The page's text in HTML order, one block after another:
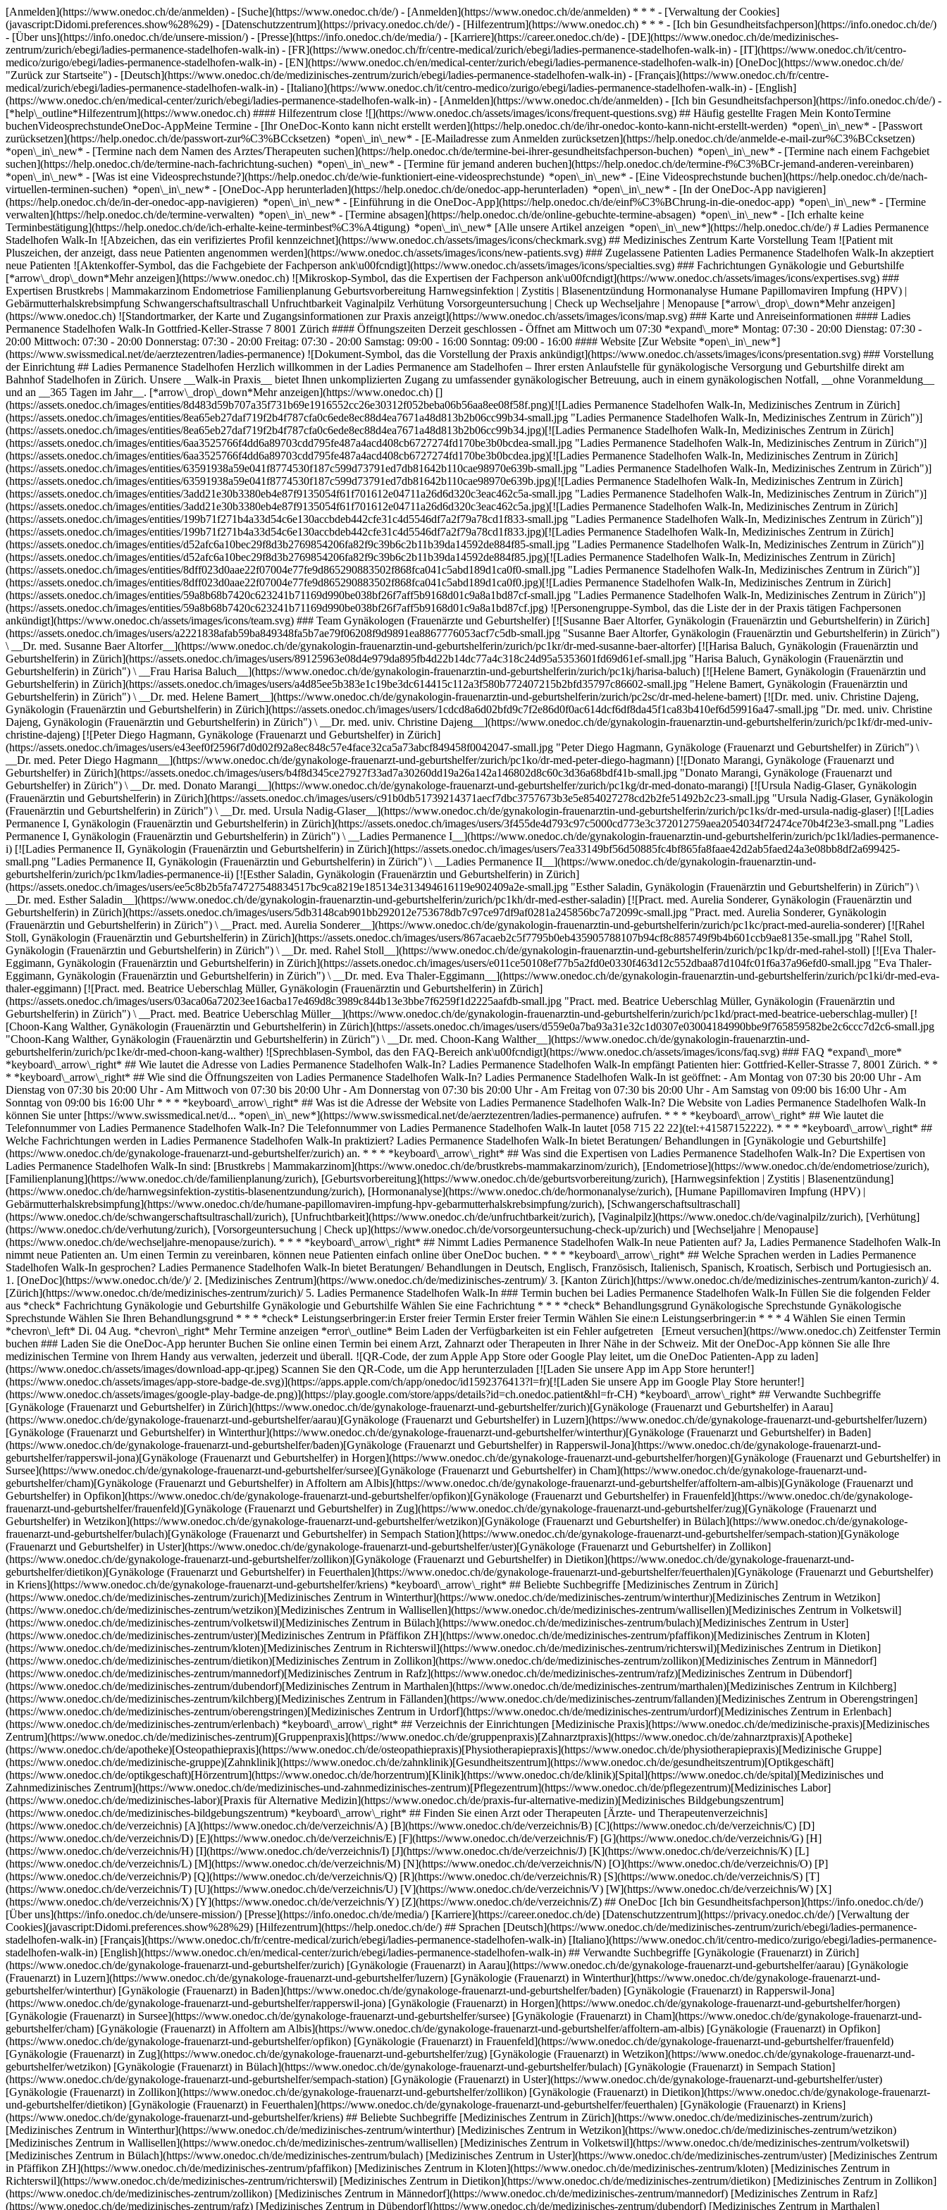
[Anmelden](https://www.onedoc.ch/de/anmelden) - [Suche](https://www.onedoc.ch/de/) - [Anmelden](https://www.onedoc.ch/de/anmelden) * * * - [Verwaltung der Cookies]
(javascript:Didomi.preferences.show%28%29) - [Datenschutzzentrum](https://privacy.onedoc.ch/de/) - [Hilfezentrum](https://www.onedoc.ch) * * * - [Ich bin Gesundheitsfachperson](https://info.onedoc.ch/de/)
- [Über uns](https://info.onedoc.ch/de/unsere-mission/) - [Presse](https://info.onedoc.ch/de/media/) - [Karriere](https://career.onedoc.ch/de) - [DE](https://www.onedoc.ch/de/medizinisches-
zentrum/zurich/ebegi/ladies-permanence-stadelhofen-walk-in) - [FR](https://www.onedoc.ch/fr/centre-medical/zurich/ebegi/ladies-permanence-stadelhofen-walk-in) - [IT](https://www.onedoc.ch/it/centro-
medico/zurigo/ebegi/ladies-permanence-stadelhofen-walk-in) - [EN](https://www.onedoc.ch/en/medical-center/zurich/ebegi/ladies-permanence-stadelhofen-walk-in) [OneDoc](https://www.onedoc.ch/de/
"Zurück zur Startseite") - [Deutsch](https://www.onedoc.ch/de/medizinisches-zentrum/zurich/ebegi/ladies-permanence-stadelhofen-walk-in) - [Français](https://www.onedoc.ch/fr/centre-
medical/zurich/ebegi/ladies-permanence-stadelhofen-walk-in) - [Italiano](https://www.onedoc.ch/it/centro-medico/zurigo/ebegi/ladies-permanence-stadelhofen-walk-in) - [English]
(https://www.onedoc.ch/en/medical-center/zurich/ebegi/ladies-permanence-stadelhofen-walk-in) - [Anmelden](https://www.onedoc.ch/de/anmelden) - [Ich bin Gesundheitsfachperson](https://info.onedoc.ch/de/) -
[*help\_outline*Hilfezentrum](https://www.onedoc.ch) #### Hilfezentrum close ![](https://www.onedoc.ch/assets/images/icons/frequent-questions.svg) ## Häufig gestellte Fragen Mein KontoTermine
buchenVideosprechstundeOneDoc-AppMeine Termine - [Ihr OneDoc-Konto kann nicht erstellt werden](https://help.onedoc.ch/de/ihr-onedoc-konto-kann-nicht-erstellt-werden) *open\_in\_new* - [Passwort
zurücksetzen](https://help.onedoc.ch/de/passwort-zur%C3%BCcksetzen) *open\_in\_new* - [E-Mailadresse zum Anmelden zurücksetzen](https://help.onedoc.ch/de/anmelde-e-mail-zur%C3%BCcksetzen)
*open\_in\_new* - [Termine nach dem Namen des Arztes/Therapeuten suchen](https://help.onedoc.ch/de/termine-bei-ihrer-gesundheitsfachperson-buchen) *open\_in\_new* - [Termine nach einem Fachgebiet
suchen](https://help.onedoc.ch/de/termine-nach-fachrichtung-suchen) *open\_in\_new* - [Termine für jemand anderen buchen](https://help.onedoc.ch/de/termine-f%C3%BCr-jemand-anderen-vereinbaren)
*open\_in\_new* - [Was ist eine Videosprechstunde?](https://help.onedoc.ch/de/wie-funktioniert-eine-videosprechstunde) *open\_in\_new* - [Eine Videosprechstunde buchen](https://help.onedoc.ch/de/nach-
virtuellen-terminen-suchen) *open\_in\_new* - [OneDoc-App herunterladen](https://help.onedoc.ch/de/onedoc-app-herunterladen) *open\_in\_new* - [In der OneDoc-App navigieren]
(https://help.onedoc.ch/de/in-der-onedoc-app-navigieren) *open\_in\_new* - [Einführung in die OneDoc-App](https://help.onedoc.ch/de/einf%C3%BChrung-in-die-onedoc-app) *open\_in\_new* - [Termine verwalten](https://help.onedoc.ch/de/termine-verwalten) *open\_in\_new* - [Termine absagen](https://help.onedoc.ch/de/online-gebuchte-termine-absagen) *open\_in\_new* - [Ich erhalte keine Terminbestätigung](https://help.onedoc.ch/de/ich-erhalte-keine-terminbest%C3%A4tigung) *open\_in\_new* [Alle unsere Artikel anzeigen *open\_in\_new*](https://help.onedoc.ch/de/) # Ladies Permanence Stadelhofen Walk-In ![Abzeichen, das ein verifiziertes Profil kennzeichnet](https://www.onedoc.ch/assets/images/icons/checkmark.svg) ## Medizinisches Zentrum Karte Vorstellung Team ![Patient mit Pluszeichen, der anzeigt, dass neue Patienten angenommen werden](https://www.onedoc.ch/assets/images/icons/new-patients.svg) ### Zugelassene Patienten Ladies Permanence Stadelhofen Walk-In akzeptiert neue Patienten ![Aktenkoffer-Symbol, das die Fachgebiete der Fachperson ank\u00fcndigt](https://www.onedoc.ch/assets/images/icons/specialties.svg) ### Fachrichtungen Gynäkologie und Geburtshilfe [*arrow\_drop\_down*Mehr anzeigen](https://www.onedoc.ch) ![Mikroskop-Symbol, das die Expertisen der Fachperson ank\u00fcndigt](https://www.onedoc.ch/assets/images/icons/expertises.svg) ### Expertisen Brustkrebs | Mammakarzinom Endometriose Familienplanung Geburtsvorbereitung Harnwegsinfektion | Zystitis | Blasenentzündung Hormonanalyse Humane Papillomaviren Impfung (HPV) | Gebärmutterhalskrebsimpfung Schwangerschaftsultraschall Unfruchtbarkeit Vaginalpilz Verhütung Vorsorgeuntersuchung | Check up Wechseljahre | Menopause [*arrow\_drop\_down*Mehr anzeigen](https://www.onedoc.ch) ![Standortmarker, der Karte und Zugangsinformationen zur Praxis anzeigt](https://www.onedoc.ch/assets/images/icons/map.svg) ### Karte und Anreiseinformationen #### Ladies Permanence Stadelhofen Walk-In Gottfried-Keller-Strasse 7 8001 Zürich #### Öffnungszeiten Derzeit geschlossen - Öffnet am Mittwoch um 07:30 *expand\_more* Montag: 07:30 - 20:00 Dienstag: 07:30 - 20:00 Mittwoch: 07:30 - 20:00 Donnerstag: 07:30 - 20:00 Freitag: 07:30 - 20:00 Samstag: 09:00 - 16:00 Sonntag: 09:00 - 16:00 #### Website [Zur Website *open\_in\_new*](https://www.swissmedical.net/de/aerztezentren/ladies-permanence) ![Dokument-Symbol, das die Vorstellung der Praxis ankündigt](https://www.onedoc.ch/assets/images/icons/presentation.svg) ### Vorstellung der Einrichtung ## Ladies Permanence Stadelhofen Herzlich willkommen in der Ladies Permanence am Stadelhofen – Ihrer ersten Anlaufstelle für gynäkologische Versorgung und Geburtshilfe direkt am Bahnhof Stadelhofen in Zürich. Unsere __Walk-in Praxis__ bietet Ihnen unkomplizierten Zugang zu umfassender gynäkologischer Betreuung, auch in einem gynäkologischen Notfall, __ohne Voranmeldung__ und an __365 Tagen im Jahr__. [*arrow\_drop\_down*Mehr anzeigen](https://www.onedoc.ch) [](https://assets.onedoc.ch/images/entities/8d483d59b707a35f731b69e1916552cc26e30312f052beba06b56aa8ee08f58f.png)[![Ladies Permanence Stadelhofen Walk-In, Medizinisches Zentrum in Zürich](https://assets.onedoc.ch/images/entities/8ea65eb27daf719f2b4f787cfa0c6ede8ec88d4ea7671a48d813b2b06cc99b34-small.jpg "Ladies Permanence Stadelhofen Walk-In, Medizinisches Zentrum in Zürich")](https://assets.onedoc.ch/images/entities/8ea65eb27daf719f2b4f787cfa0c6ede8ec88d4ea7671a48d813b2b06cc99b34.jpg)[![Ladies Permanence Stadelhofen Walk-In, Medizinisches Zentrum in Zürich](https://assets.onedoc.ch/images/entities/6aa3525766f4dd6a89703cdd795fe487a4acd408cb6727274fd170be3b0bcdea-small.jpg "Ladies Permanence Stadelhofen Walk-In, Medizinisches Zentrum in Zürich")](https://assets.onedoc.ch/images/entities/6aa3525766f4dd6a89703cdd795fe487a4acd408cb6727274fd170be3b0bcdea.jpg)[![Ladies Permanence Stadelhofen Walk-In, Medizinisches Zentrum in Zürich](https://assets.onedoc.ch/images/entities/63591938a59e041f8774530f187c599d73791ed7db81642b110cae98970e639b-small.jpg "Ladies Permanence Stadelhofen Walk-In, Medizinisches Zentrum in Zürich")](https://assets.onedoc.ch/images/entities/63591938a59e041f8774530f187c599d73791ed7db81642b110cae98970e639b.jpg)[![Ladies Permanence Stadelhofen Walk-In, Medizinisches Zentrum in Zürich](https://assets.onedoc.ch/images/entities/3add21e30b3380eb4e87f9135054f61f701612e04711a26d6d320c3eac462c5a-small.jpg "Ladies Permanence Stadelhofen Walk-In, Medizinisches Zentrum in Zürich")](https://assets.onedoc.ch/images/entities/3add21e30b3380eb4e87f9135054f61f701612e04711a26d6d320c3eac462c5a.jpg)[![Ladies Permanence Stadelhofen Walk-In, Medizinisches Zentrum in Zürich](https://assets.onedoc.ch/images/entities/199b71f271b4a33d54c6e130accbdeb442cfe31c4d5546df7a2f79a78cd1f833-small.jpg "Ladies Permanence Stadelhofen Walk-In, Medizinisches Zentrum in Zürich")](https://assets.onedoc.ch/images/entities/199b71f271b4a33d54c6e130accbdeb442cfe31c4d5546df7a2f79a78cd1f833.jpg)[![Ladies Permanence Stadelhofen Walk-In, Medizinisches Zentrum in Zürich](https://assets.onedoc.ch/images/entities/d52afc6a10bec29f8d3b2769854206fa82f9c39b6c2b11b39da14592de884f85-small.jpg "Ladies Permanence Stadelhofen Walk-In, Medizinisches Zentrum in Zürich")](https://assets.onedoc.ch/images/entities/d52afc6a10bec29f8d3b2769854206fa82f9c39b6c2b11b39da14592de884f85.jpg)[![Ladies Permanence Stadelhofen Walk-In, Medizinisches Zentrum in Zürich](https://assets.onedoc.ch/images/entities/8dff023d0aae22f07004e77fe9d865290883502f868fca041c5abd189d1ca0f0-small.jpg "Ladies Permanence Stadelhofen Walk-In, Medizinisches Zentrum in Zürich")](https://assets.onedoc.ch/images/entities/8dff023d0aae22f07004e77fe9d865290883502f868fca041c5abd189d1ca0f0.jpg)[![Ladies Permanence Stadelhofen Walk-In, Medizinisches Zentrum in Zürich](https://assets.onedoc.ch/images/entities/59a8b68b7420c623241b71169d990be038bf26f7aff5b9168d01c9a8a1bd87cf-small.jpg "Ladies Permanence Stadelhofen Walk-In, Medizinisches Zentrum in Zürich")](https://assets.onedoc.ch/images/entities/59a8b68b7420c623241b71169d990be038bf26f7aff5b9168d01c9a8a1bd87cf.jpg) ![Personengruppe-Symbol, das die Liste der in der Praxis tätigen Fachpersonen ankündigt](https://www.onedoc.ch/assets/images/icons/team.svg) ### Team Gynäkologen (Frauenärzte und Geburtshelfer) [![Susanne Baer Altorfer, Gynäkologin (Frauenärztin und Geburtshelferin) in Zürich](https://assets.onedoc.ch/images/users/a2221838afab59ba849348fa5b7ae79f06208f9d9891ea8867776053acf7c5db-small.jpg "Susanne Baer Altorfer, Gynäkologin (Frauenärztin und Geburtshelferin) in Zürich") \ __Dr. med. Susanne Baer Altorfer__](https://www.onedoc.ch/de/gynakologin-frauenarztin-und-geburtshelferin/zurich/pc1kr/dr-med-susanne-baer-altorfer) [![Harisa Baluch, Gynäkologin (Frauenärztin und Geburtshelferin) in Zürich](https://assets.onedoc.ch/images/users/89125963e08d4e979da895fb4d22b14dc77a4c318c24d95a5353601fd69d61ef-small.jpg "Harisa Baluch, Gynäkologin (Frauenärztin und Geburtshelferin) in Zürich") \ __Frau Harisa Baluch__](https://www.onedoc.ch/de/gynakologin-frauenarztin-und-geburtshelferin/zurich/pc1kj/harisa-baluch) [![Helene Bamert, Gynäkologin (Frauenärztin und Geburtshelferin) in Zürich](https://assets.onedoc.ch/images/users/a4d85ee5b383e1c19be3dc614415c112a3f580b772407215b2bfd35797c86602-small.jpg "Helene Bamert, Gynäkologin (Frauenärztin und Geburtshelferin) in Zürich") \ __Dr. med. Helene Bamert__](https://www.onedoc.ch/de/gynakologin-frauenarztin-und-geburtshelferin/zurich/pc2sc/dr-med-helene-bamert) [![Dr. med. univ. Christine Dajeng, Gynäkologin (Frauenärztin und Geburtshelferin) in Zürich](https://assets.onedoc.ch/images/users/1cdcd8a6d02bfd9c7f2e86d0f0ac614dcf6df8da45f1ca83b410ef6d59916a47-small.jpg "Dr. med. univ. Christine Dajeng, Gynäkologin (Frauenärztin und Geburtshelferin) in Zürich") \ __Dr. med. univ. Christine Dajeng__](https://www.onedoc.ch/de/gynakologin-frauenarztin-und-geburtshelferin/zurich/pc1kf/dr-med-univ-christine-dajeng) [![Peter Diego Hagmann, Gynäkologe (Frauenarzt und Geburtshelfer) in Zürich](https://assets.onedoc.ch/images/users/e43eef0f2596f7d0d02f92a8ec848c57e4face32ca5a73abcf849458f0042047-small.jpg "Peter Diego Hagmann, Gynäkologe (Frauenarzt und Geburtshelfer) in Zürich") \ __Dr. med. Peter Diego Hagmann__](https://www.onedoc.ch/de/gynakologe-frauenarzt-und-geburtshelfer/zurich/pc1ko/dr-med-peter-diego-hagmann) [![Donato Marangi, Gynäkologe (Frauenarzt und Geburtshelfer) in Zürich](https://assets.onedoc.ch/images/users/b4f8d345ce27927f33ad7a30260dd19a26a142a146802d8c60c3d36a68bdf41b-small.jpg "Donato Marangi, Gynäkologe (Frauenarzt und Geburtshelfer) in Zürich") \ __Dr. med. Donato Marangi__](https://www.onedoc.ch/de/gynakologe-frauenarzt-und-geburtshelfer/zurich/pc1kg/dr-med-donato-marangi) [![Ursula Nadig-Glaser, Gynäkologin (Frauenärztin und Geburtshelferin) in Zürich](https://assets.onedoc.ch/images/users/c91b0db51739214371aecf7dbc3757673b3e5e854027278cd2b2fe51492b2c23-small.jpg "Ursula Nadig-Glaser, Gynäkologin (Frauenärztin und Geburtshelferin) in Zürich") \ __Dr. med. Ursula Nadig-Glaser__](https://www.onedoc.ch/de/gynakologin-frauenarztin-und-geburtshelferin/zurich/pc1ks/dr-med-ursula-nadig-glaser) [![Ladies Permanence I, Gynäkologin (Frauenärztin und Geburtshelferin) in Zürich](https://assets.onedoc.ch/images/users/3f455de4d793c97c5000cd773e3c372012759aea2054034f72474ce70b4f23e3-small.png "Ladies Permanence I, Gynäkologin (Frauenärztin und Geburtshelferin) in Zürich") \ __Ladies Permanence I__](https://www.onedoc.ch/de/gynakologin-frauenarztin-und-geburtshelferin/zurich/pc1kl/ladies-permanence-i) [![Ladies Permanence II, Gynäkologin (Frauenärztin und Geburtshelferin) in Zürich](https://assets.onedoc.ch/images/users/7ea33149bf56d50885fc4bf865fa8faae42d2ab5faed24a3e08bb8df2a699425-small.png "Ladies Permanence II, Gynäkologin (Frauenärztin und Geburtshelferin) in Zürich") \ __Ladies Permanence II__](https://www.onedoc.ch/de/gynakologin-frauenarztin-und-geburtshelferin/zurich/pc1km/ladies-permanence-ii) [![Esther Saladin, Gynäkologin (Frauenärztin und Geburtshelferin) in Zürich](https://assets.o